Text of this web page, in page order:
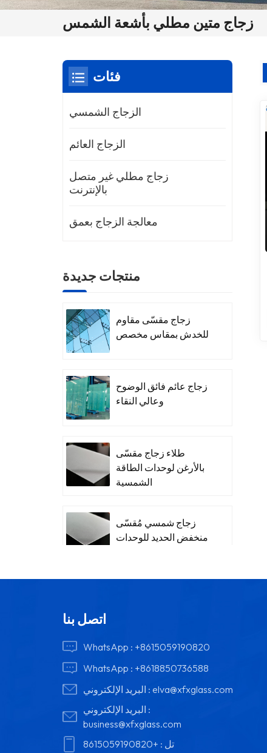
زجاج متين مطلي بأشعة الشمس
فئات
الزجاج الشمسي
الزجاج العائم
زجاج مطلي غير متصل
بالإنترنت
معالجة الزجاج بعمق
منتجات جديدة
زجاج مقسّى مقاوم
للخدش بمقاس مخصص
زجاج عائم فائق الوضوح
وعالي النقاء
طلاء زجاج مقسّى
بالأرغن لوحدات الطاقة
الشمسية
زجاج شمسي مُقسّى
منخفض الحديد للوحدات
اتصل بنا
WhatsApp : +8615059190820
WhatsApp : +8618850736588
البريد الإلكتروني : elva@xfxglass.com
البريد الإلكتروني :
business@xfxglass.com
تل : +8615059190820